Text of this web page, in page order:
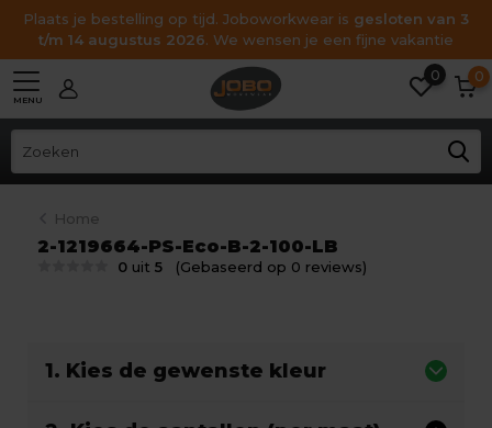
Plaats je bestelling op tijd. Joboworkwear is gesloten van 3
t/m 14 augustus 2026. We wensen je een fijne vakantie
MENU
0 0
Home
2-1219664-PS-Eco-B-2-100-LB
0 uit5 (Gebaseerd op 0 reviews)
1. Kies de gewenste kleur